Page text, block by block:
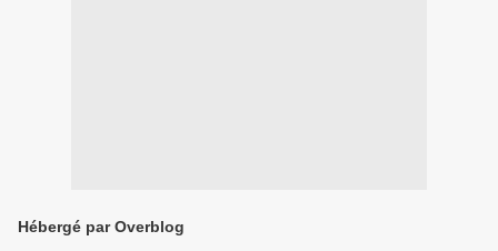
Hébergé par Overblog